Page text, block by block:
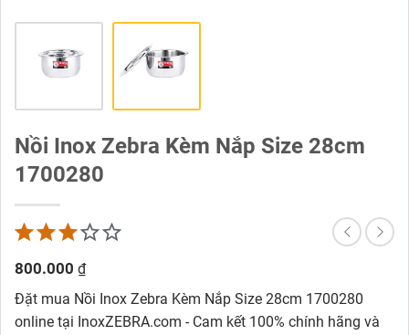
Nồi Inox Zebra Kèm Nắp Size 28cm
1700280
800.000 ₫
Đặt mua Nồi Inox Zebra Kèm Nắp Size 28cm 1700280
online tại InoxZEBRA.com - Cam kết 100% chính hãng và